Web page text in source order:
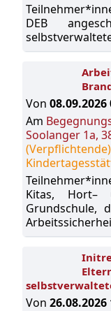
DEB
Von 08.09.2026
Am
Soolanger 1a,
Kitas, Hort–
Grundschule,
Von 26.08.2026